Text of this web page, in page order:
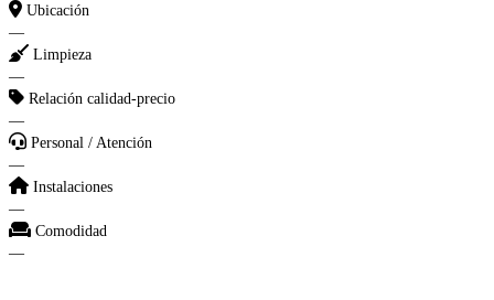
Ubicación
—
Limpieza
—
Relación calidad-precio
—
Personal / Atención
—
Instalaciones
—
Comodidad
—